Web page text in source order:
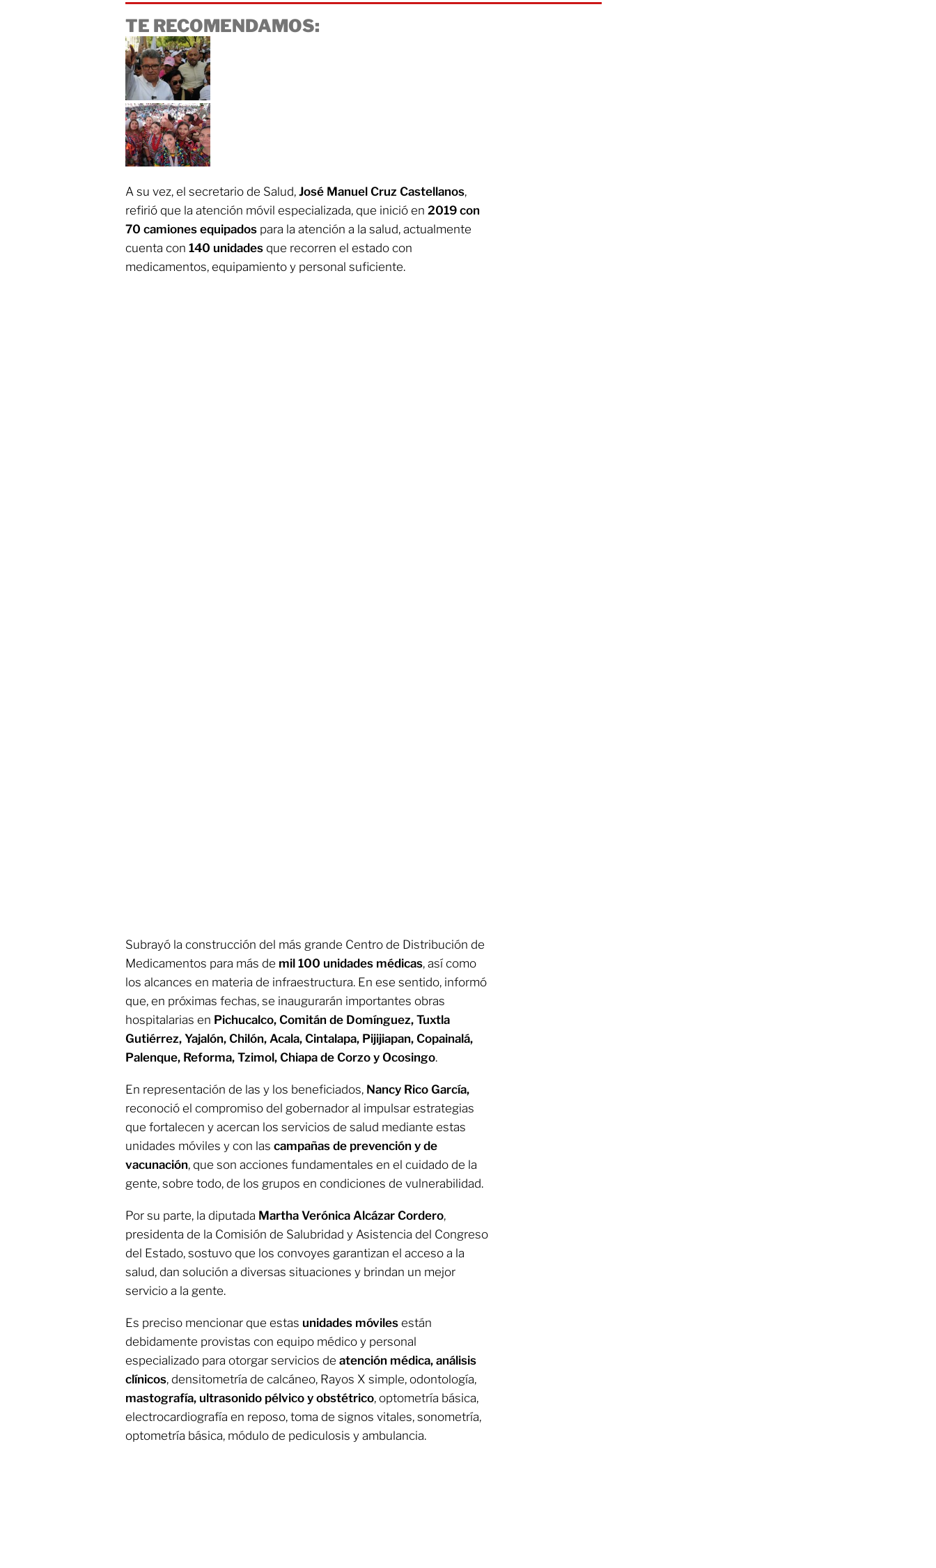
TE RECOMENDAMOS:
A su vez, el secretario de Salud, José Manuel Cruz Castellanos,
refirió que la atención móvil especializada, que inició en 2019 con
70 camiones equipados para la atención a la salud, actualmente
cuenta con 140 unidades que recorren el estado con
medicamentos, equipamiento y personal suficiente.
Subrayó la construcción del más grande Centro de Distribución de
Medicamentos para más de mil 100 unidades médicas, así como
los alcances en materia de infraestructura. En ese sentido, informó
que, en próximas fechas, se inaugurarán importantes obras
hospitalarias en Pichucalco, Comitán de Domínguez, Tuxtla
Gutiérrez, Yajalón, Chilón, Acala, Cintalapa, Pijijiapan, Copainalá,
Palenque, Reforma, Tzimol, Chiapa de Corzo y Ocosingo.
En representación de las y los beneficiados, Nancy Rico García,
reconoció el compromiso del gobernador al impulsar estrategias
que fortalecen y acercan los servicios de salud mediante estas
unidades móviles y con las campañas de prevención y de
vacunación, que son acciones fundamentales en el cuidado de la
gente, sobre todo, de los grupos en condiciones de vulnerabilidad.
Por su parte, la diputada Martha Verónica Alcázar Cordero,
presidenta de la Comisión de Salubridad y Asistencia del Congreso
del Estado, sostuvo que los convoyes garantizan el acceso a la
salud, dan solución a diversas situaciones y brindan un mejor
servicio a la gente.
Es preciso mencionar que estas unidades móviles están
debidamente provistas con equipo médico y personal
especializado para otorgar servicios de atención médica, análisis
clínicos, densitometría de calcáneo, Rayos X simple, odontología,
mastografía, ultrasonido pélvico y obstétrico, optometría básica,
electrocardiografía en reposo, toma de signos vitales, sonometría,
optometría básica, módulo de pediculosis y ambulancia.